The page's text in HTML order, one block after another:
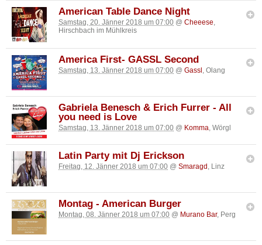
American Table Dance Night
Samstag, 20. Jänner 2018 um 07:00 @ Cheeese,
Hirschbach im Mühlkreis
America First- GASSL Second
Samstag, 13. Jänner 2018 um 07:00 @ Gassl , Olang
Gabriela Benesch & Erich Furrer - All
you need is Love
Samstag, 13. Jänner 2018 um 07:00 @ Komma, Wörgl
Latin Party mit Dj Erickson
Freitag, 12. Jänner 2018 um 07:00 @ Smaragd , Linz
Montag - American Burger
Montag, 08. Jänner 2018 um 07:00 @ Murano Bar, Perg